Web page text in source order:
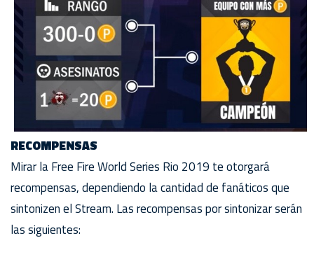
RECOMPENSAS
Mirar la Free Fire World Series Rio 2019 te otorgará
recompensas, dependiendo la cantidad de fanáticos que
sintonizen el Stream. Las recompensas por sintonizar serán
las siguientes: